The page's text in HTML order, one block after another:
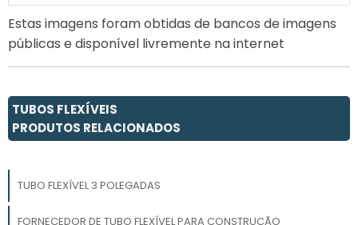
Estas imagens foram obtidas de bancos de imagens
públicas e disponível livremente na internet
TUBOS FLEXÍVEIS
PRODUTOS RELACIONADOS
TUBO FLEXÍVEL 3 POLEGADAS
FORNECEDOR DE TUBO FLEXÍVEL PARA CONSTRUÇÃO